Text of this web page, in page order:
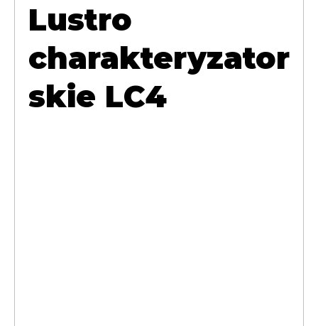
Lustro
charakteryzator
skie LC4